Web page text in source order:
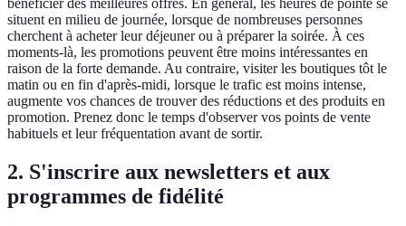
bénéficier des meilleures offres. En général, les heures de pointe se
situent en milieu de journée, lorsque de nombreuses personnes
cherchent à acheter leur déjeuner ou à préparer la soirée. À ces
moments-là, les promotions peuvent être moins intéressantes en
raison de la forte demande. Au contraire, visiter les boutiques tôt le
matin ou en fin d'après-midi, lorsque le trafic est moins intense,
augmente vos chances de trouver des réductions et des produits en
promotion. Prenez donc le temps d'observer vos points de vente
habituels et leur fréquentation avant de sortir.
2. S'inscrire aux newsletters et aux
programmes de fidélité